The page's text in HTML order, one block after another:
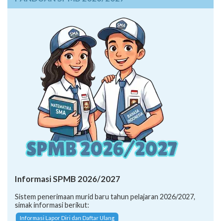
Informasi SPMB 2026/2027
Sistem penerimaan murid baru tahun pelajaran 2026/2027,
simak informasi berikut:
Informasi Lapor Diri dan Daftar Ulang